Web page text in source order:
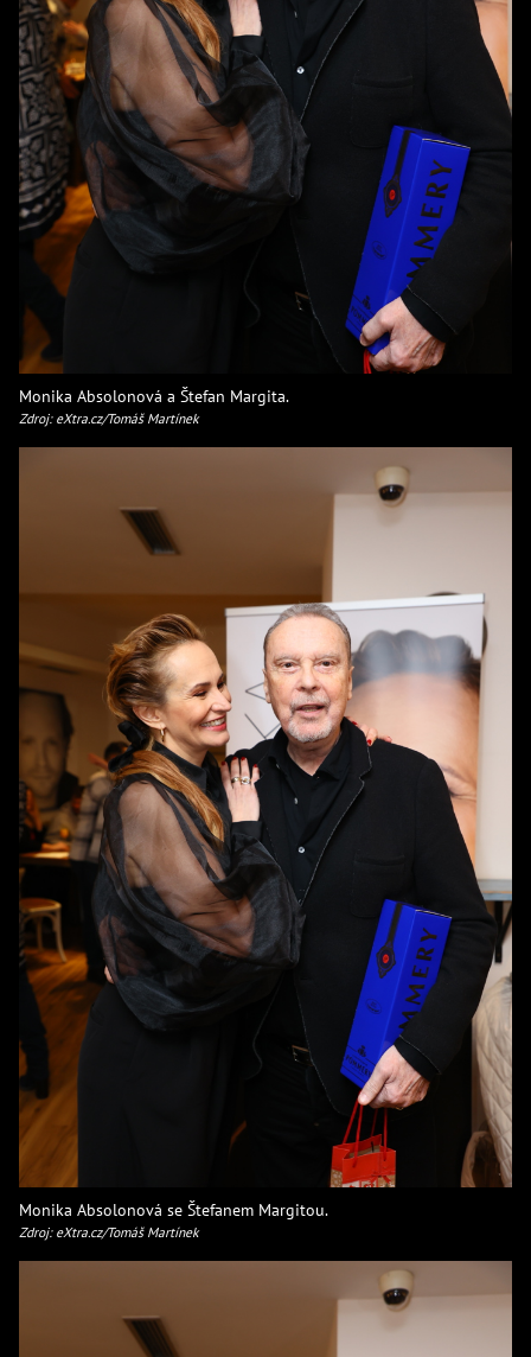
Monika Absolonová a Štefan Margita.
Zdroj: eXtra.cz/Tomáš Martínek
Monika Absolonová se Štefanem Margitou.
Zdroj: eXtra.cz/Tomáš Martínek